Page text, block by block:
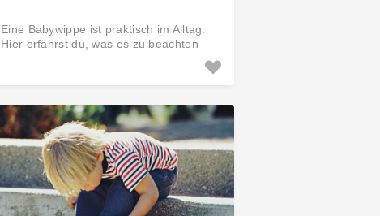
Eine Babywippe ist praktisch im Alltag.
Hier erfährst du, was es zu beachten